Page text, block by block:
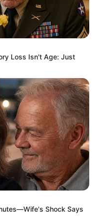
Korea Selatan.
satu adik perempuan.
Loss Isn't Age: Just
Shock Says